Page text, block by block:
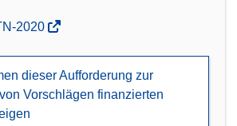
2020
dieser Aufforderung zur
Vorschlägen finanzierten